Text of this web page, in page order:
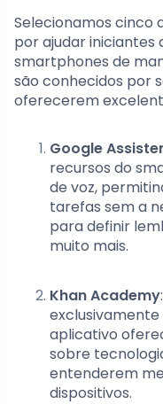
Selecionamos cinco
por ajudar iniciantes
smartphones de
são conhecidos por
oferecerem
Google
recursos do
de voz,
tarefas sem a
para definir
muito mais.
Khan Academy
aplicativo
sobre
entenderem
dispositivos.